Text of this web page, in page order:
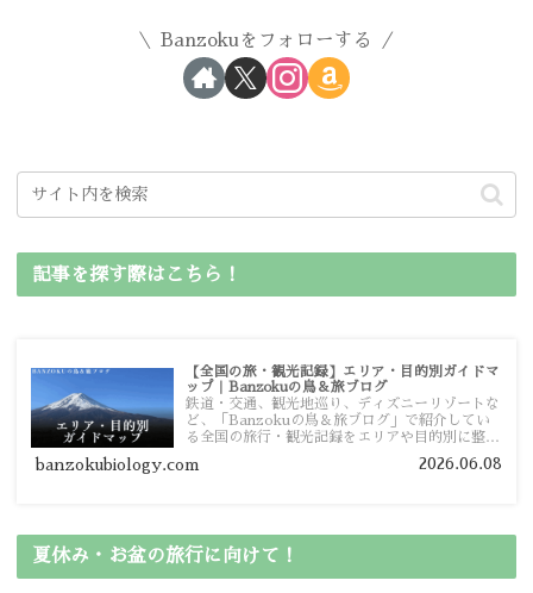
Banzokuをフォローする
記事を探す際はこちら！
【全国の旅・観光記録】エリア・目的別ガイドマ
ップ｜Banzokuの鳥＆旅ブログ
鉄道・交通、観光地巡り、ディズニーリゾートな
ど、「Banzokuの鳥＆旅ブログ」で紹介してい
る全国の旅行・観光記録をエリアや目的別に整理
ガイドマップからスムーズに見つけていただけま
banzokubiology.com 2026.06.08
夏休み・お盆の旅行に向けて！